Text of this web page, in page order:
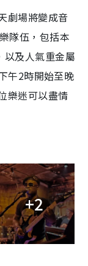
劇場將變成音
隊伍，包括本
及人氣重金屬
午2時開始至晚
樂迷可以盡情
+2